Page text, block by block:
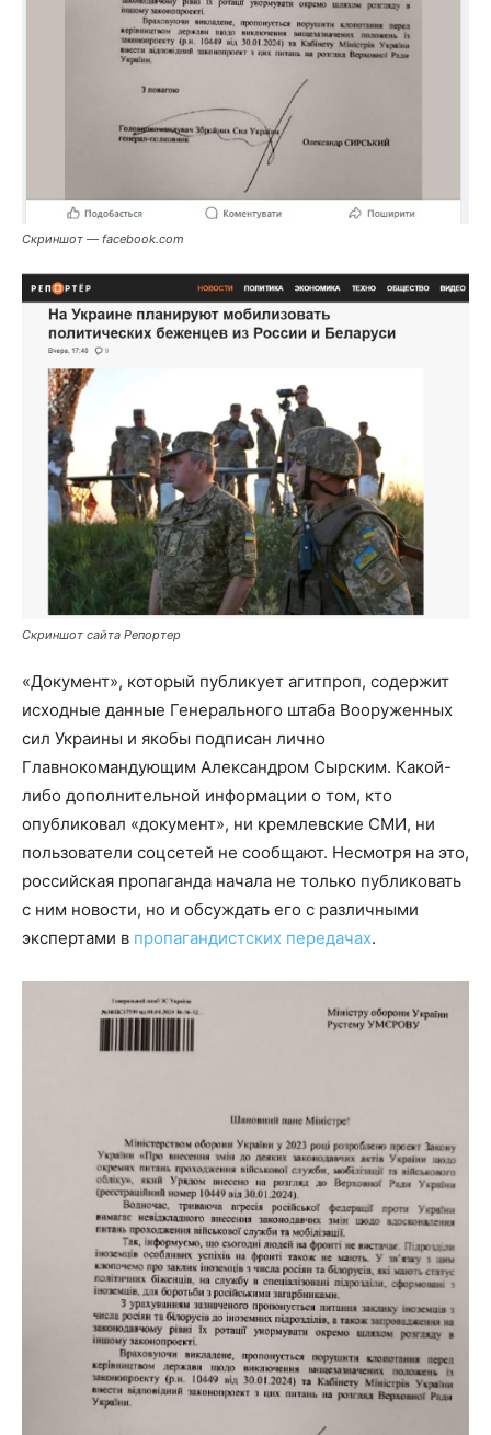
Скриншот — facebook.com
Скриншот сайта Репортер
«Документ», который публикует агитпроп, содержит
исходные данные Генерального штаба Вооруженных
сил Украины и якобы подписан лично
Главнокомандующим Александром Сырским. Какой-
либо дополнительной информации о том, кто
опубликовал «документ», ни кремлевские СМИ, ни
пользователи соцсетей не сообщают. Несмотря на это,
российская пропаганда начала не только публиковать
с ним новости, но и обсуждать его с различными
экспертами в пропагандистских передачах.